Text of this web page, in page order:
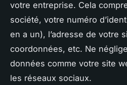
votre entreprise. Cela
société, votre numéro
en a un), l’adresse de votre
coordonnées, etc. Ne
données comme votre site
les réseaux sociaux.